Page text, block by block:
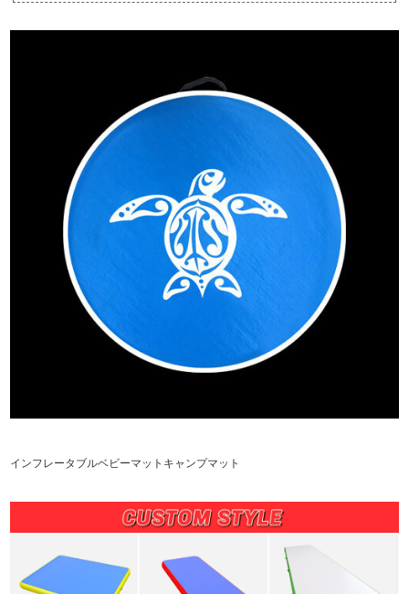
インフレータブルベビーマットキャンプマット